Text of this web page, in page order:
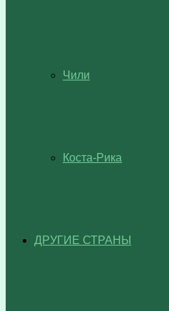
Чили
Коста-Рика
ДРУГИЕ СТРАНЫ